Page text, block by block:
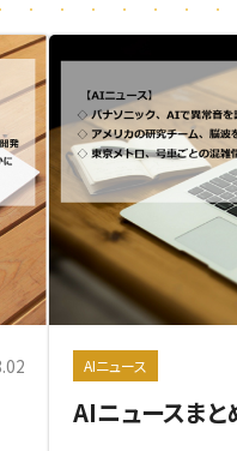
AIニュース
AIニュースまと